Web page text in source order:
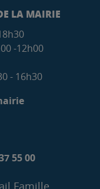
LA MAIRIE
-12h00
- 16h30
55 00
Famille